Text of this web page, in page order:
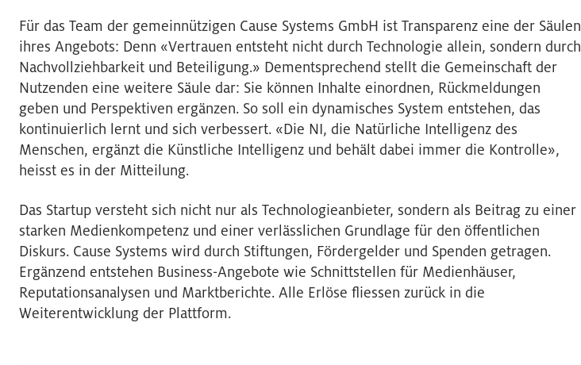
Für das Team der gemeinnützigen Cause Systems GmbH ist Transparenz eine der Säulen
ihres Angebots: Denn «Vertrauen entsteht nicht durch Technologie allein, sondern durch
Nachvollziehbarkeit und Beteiligung.» Dementsprechend stellt die Gemeinschaft der
Nutzenden eine weitere Säule dar: Sie können Inhalte einordnen, Rückmeldungen
geben und Perspektiven ergänzen. So soll ein dynamisches System entstehen, das
kontinuierlich lernt und sich verbessert. «Die NI, die Natürliche Intelligenz des
Menschen, ergänzt die Künstliche Intelligenz und behält dabei immer die Kontrolle»,
heisst es in der Mitteilung.
Das Startup versteht sich nicht nur als Technologieanbieter, sondern als Beitrag zu einer
starken Medienkompetenz und einer verlässlichen Grundlage für den öffentlichen
Diskurs. Cause Systems wird durch Stiftungen, Fördergelder und Spenden getragen.
Ergänzend entstehen Business-Angebote wie Schnittstellen für Medienhäuser,
Reputationsanalysen und Marktberichte. Alle Erlöse fliessen zurück in die
Weiterentwicklung der Plattform.